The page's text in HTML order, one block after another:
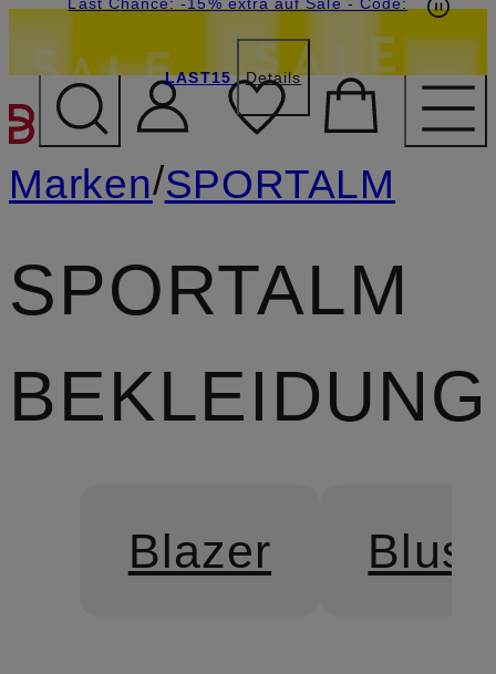
ZUM HAUPTINHALT
LAST15 Details
Marken/SPORTALM
SPORTALM
BEKLEIDUNG
Blazer